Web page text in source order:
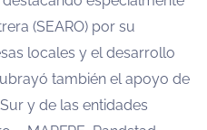
(SEARO) por su
locales y el desarrollo
también el apoyo de
y de las entidades